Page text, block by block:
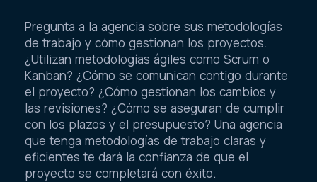
Pregunta a la agencia sobre sus metodologías
de trabajo y cómo gestionan los proyectos.
¿Utilizan metodologías ágiles como Scrum o
Kanban? ¿Cómo se comunican contigo durante
el proyecto? ¿Cómo gestionan los cambios y
las revisiones? ¿Cómo se aseguran de cumplir
con los plazos y el presupuesto? Una agencia
que tenga metodologías de trabajo claras y
eficientes te dará la confianza de que el
proyecto se completará con éxito.